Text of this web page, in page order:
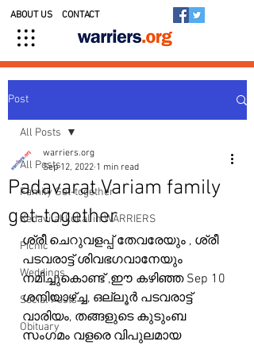
ABOUT US CONTACT
Post
All Posts
Family Get-together
Kedavilakkukal in WARRIERS
Picnic
Weddings
Social Posts
Obituary
All Posts
Padavarat Variam family
get-together
warriers.org
Sep 12, 2022 1 min read
ശ്രീ ചെറുവളപ്പ് തേവരേയും , ശ്രീ
പടവരാട്ട് ശിവഭഗവാനേയും
നമിച്ചുകൊണ്ട് ,ഈ കഴിഞ്ഞ Sep 10
ശനിയാഴ്ച്ച, ഒല്ലൂർ പടവരാട്ട്
വാരിയം, തങ്ങളുടെ കുടുംബ
സംഗമം വളരെ വിപുലമായ